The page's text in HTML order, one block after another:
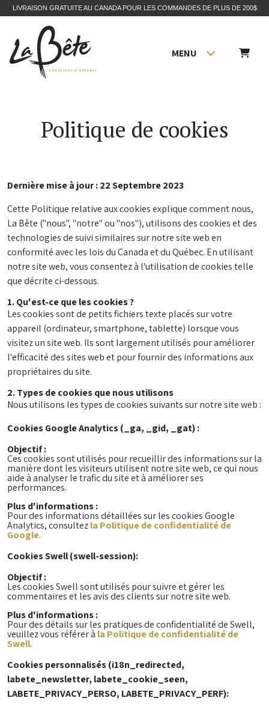
LIVRAISON GRATUITE AU CANADA POUR LES COMMANDES DE PLUS DE 200$
MENU
Politique de cookies
Dernière mise à jour : 22 Septembre 2023
Cette Politique relative aux cookies explique comment nous,
La Bête ("nous", "notre" ou "nos"), utilisons des cookies et des
technologies de suivi similaires sur notre site web en
conformité avec les lois du Canada et du Québec. En utilisant
notre site web, vous consentez à l'utilisation de cookies telle
que décrite ci-dessous.
1. Qu'est-ce que les cookies ?
Les cookies sont de petits fichiers texte placés sur votre
appareil (ordinateur, smartphone, tablette) lorsque vous
visitez un site web. Ils sont largement utilisés pour améliorer
l'efficacité des sites web et pour fournir des informations aux
propriétaires du site.
2. Types de cookies que nous utilisons
Nous utilisons les types de cookies suivants sur notre site web :
Cookies Google Analytics (_ga, _gid, _gat) :
Objectif :
Ces cookies sont utilisés pour recueillir des informations sur la
manière dont les visiteurs utilisent notre site web, ce qui nous
aide à analyser le trafic du site et à améliorer ses
performances.
Plus d'informations :
Pour des informations détaillées sur les cookies Google
Analytics, consultezla Politique de confidentialité de
Google.
Cookies Swell (swell-session):
Objectif :
Les cookies Swell sont utilisés pour suivre et gérer les
commentaires et les avis des clients sur notre site web.
Plus d'informations :
Pour des détails sur les pratiques de confidentialité de Swell,
veuillez vous référer à la Politique de confidentialité de
Swell.
Cookies personnalisés (i18n_redirected,
labete_newsletter, labete_cookie_seen,
LABETE_PRIVACY_PERSO, LABETE_PRIVACY_PERF):